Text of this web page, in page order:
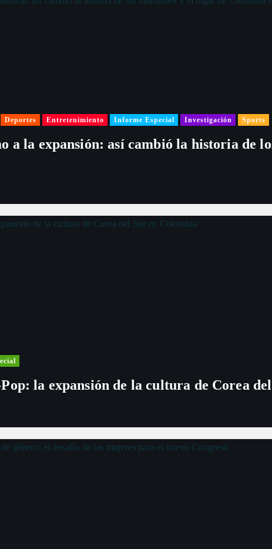
Deportes Entretenimiento Informe Especial Investigación Sports
a la expansión: así cambió la historia de
la expansión de la cultura de Corea